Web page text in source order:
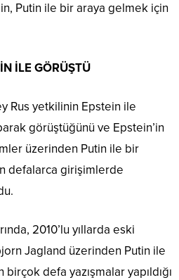
Putin ile bir araya gelmek için
İLE GÖRÜŞTÜ
Rus yetkilinin Epstein ile
görüştüğünü ve Epstein’in
üzerinden Putin ile bir
defalarca girişimlerde
2010’lu yıllarda eski
Jagland üzerinden Putin ile
defa yazışmalar yapıldığı